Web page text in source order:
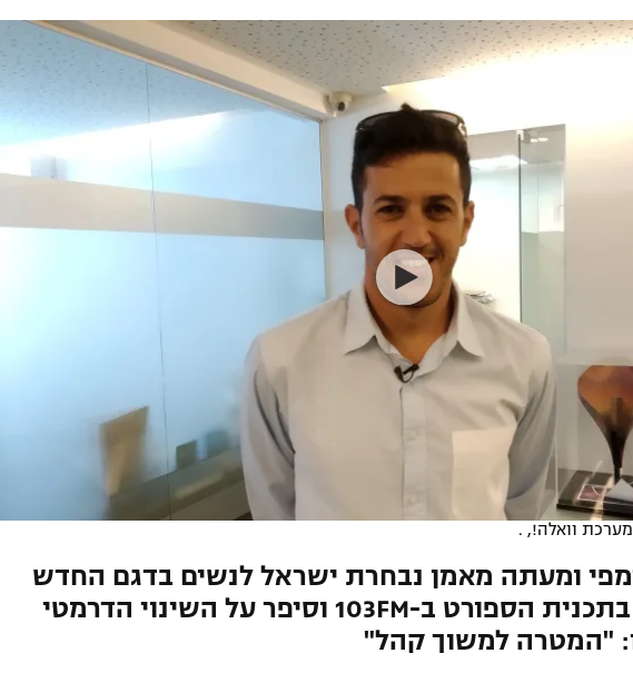
הפועל תל אביב
הפועל חיפה
הפועל באר שבע
מכבי נתניה
בני יהודה
ליגה סינית
ליגה ברזילאית
ליגות נוספות
מערכת וואלה!, .
ומעתה מאמן נבחרת ישראל לנשים בדגם החדש
IQFoil, התראיין בתכנית הספורט ב-103FM וסיפר על השינוי הדרמטי
"המטרה למשוך קהל"